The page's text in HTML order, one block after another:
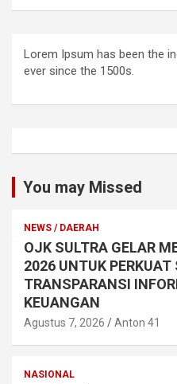
Lorem Ipsum has been the
ever since the 1500s.
You may Missed
NEWS / DAERAH
OJK SULTRA GELAR
2026 UNTUK PERKUAT
TRANSPARANSI
KEUANGAN
Agustus 7, 2026 Anton 41
NASIONAL